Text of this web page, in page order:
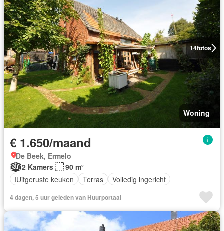
14fotos
Woning
€ 1.650/maand
De Beek, Ermelo
2 Kamers
90 m²
IUitgeruste keuken
Terras Volledig ingericht
4 dagen, 5 uur geleden van Huurportaal